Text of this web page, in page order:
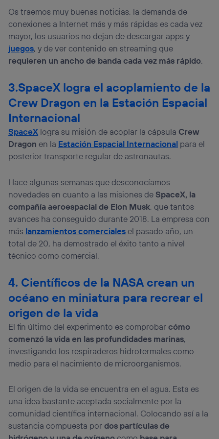
Os traemos muy buenas noticias, la demanda de
conexiones a Internet más y más rápidas es cada vez
mayor, los usuarios no dejan de descargar apps y
juegos, y de ver contenido en streaming que
requieren un ancho de banda cada vez más rápido.
3.SpaceX logra el acoplamiento de la
Crew Dragon en la Estación Espacial
Internacional
SpaceX logra su misión de acoplar la cápsula Crew
Dragon en la Estación Espacial Internacional para el
posterior transporte regular de astronautas.
Hace algunas semanas que desconocíamos
novedades en cuanto a las misiones deSpaceX, la
compañía aeroespacial de Elon Musk, que tantos
avances ha conseguido durante 2018. La empresa con
más lanzamientos comercialesel pasado año, un
total de 20, ha demostrado el éxito tanto a nivel
técnico como comercial.
4. Científicos de la NASA crean un
océano en miniatura para recrear el
origen de la vida
El fin último del experimento es comprobarcómo
comenzó la vida en las profundidades marinas,
investigando los respiraderos hidrotermales como
medio para el nacimiento de microorganismos.
El origen de la vida se encuentra en el agua. Esta es
una idea bastante aceptada socialmente por la
comunidad científica internacional. Colocando así a la
sustancia compuesta pordos partículas de
Si utilizas una conexión de banda ancha(p. ej., Wi-Fi),
el marketing o análisis se realizará en función de las
actividades de navegación de los miembros del hogar
que hayan dado su consentimiento.
Si utilizas datos móviles, el marketing será más
personalizado, ya que se basará únicamente en la
Puedes gestionar los consentimientos Utiq seleccionando
“Administrar Utiq” en la parte inferior de esta página web o
visitando el portal de privacidad de Utiq
(“consenthub”)
. Para más información, consulta
la política de privacidad de Utiq